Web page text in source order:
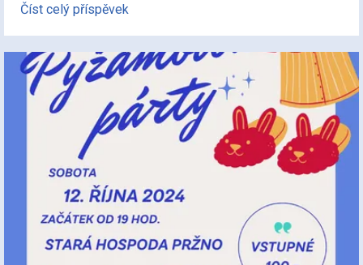
Číst celý příspěvek